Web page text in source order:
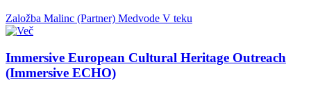
Založba Malinc (Partner) Medvode V teku
Immersive European Cultural Heritage Outreach
(Immersive ECHO)